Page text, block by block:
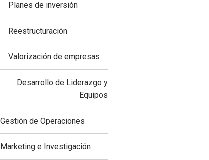
Planes de inversión
Reestructuración
Valorización de empresas
Desarrollo de Liderazgo y
Equipos
Gestión de Operaciones
Marketing e Investigación